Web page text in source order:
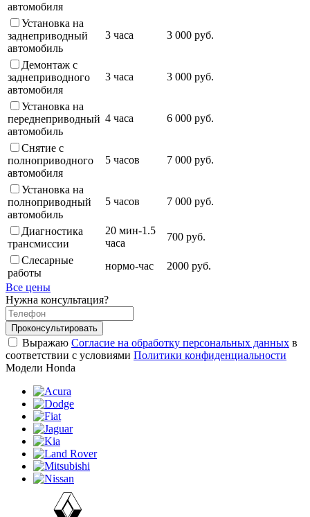
автомобиля
Установка на
заднеприводный
автомобиль
3 часа 3 000 руб.
Демонтаж с
заднеприводного
автомобиля
3 часа 3 000 руб.
Установка на
переднеприводный
автомобиль
4 часа 6 000 руб.
Снятие с
полноприводного
автомобиля
5 часов 7 000 руб.
Установка на
полноприводный
автомобиль
5 часов 7 000 руб.
Диагностика
трансмиссии
20 мин-1.5
часа
700 руб.
Слесарные
работы
нормо-час
2000 руб.
Все цены
Нужна консультация?
Проконсультировать
Выражаю Согласие на обработку персональных данных в
соответствии с условиями Политики конфиденциальности
Модели Honda